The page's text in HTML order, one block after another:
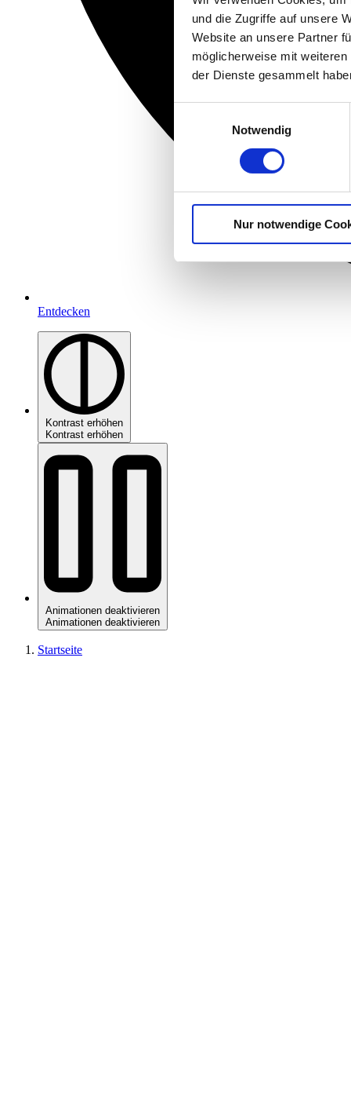
und die Zugriffe auf unsere
Website an unsere Partner
möglicherweise mit
der Dienste gesammelt
Notwendig
Nur notwendige
Entdecken
Kontrast erhöhen
Kontrast erhöhen
Animationen deaktivieren
Animationen deaktivieren
Startseite